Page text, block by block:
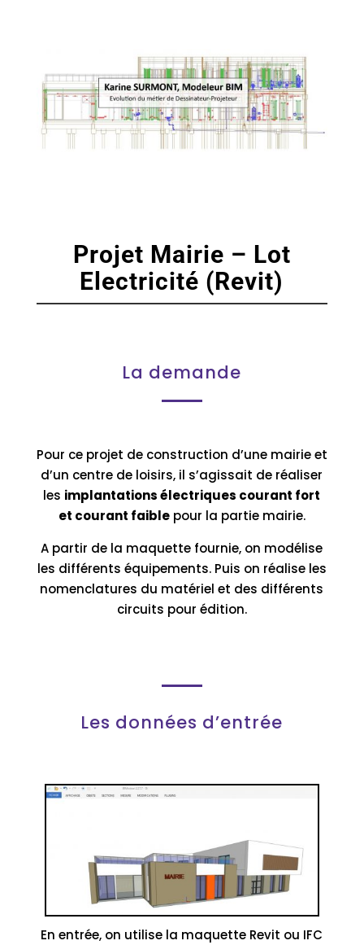
Projet Mairie – Lot
Electricité (Revit)
La demande
Pour ce projet de construction d’une mairie et
d’un centre de loisirs, il s’agissait de réaliser
les implantations électriques courant fort
et courant faiblepour la partie mairie.
A partir de la maquette fournie, on modélise
les différents équipements. Puis on réalise les
nomenclatures du matériel et des différents
circuits pour édition.
Les données d’entrée
En entrée, on utilise la maquette Revit ou IFC